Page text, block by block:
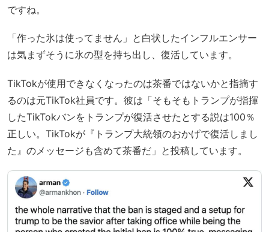
ですね。
「作った氷は使ってません」と白状したインフルエンサー
は気まずそうに氷の型を持ち出し、復活しています。
TikTokが使用できなくなったのは茶番ではないかと指摘す
るのは元TikTok社員です。彼は「そもそもトランプが指揮
したTikTokバンをトランプが復活させたとする説は100％
正しい。TikTokが『トランプ大統領のおかげで復活しまし
た』のメッセージも含めて茶番だ」と投稿しています。